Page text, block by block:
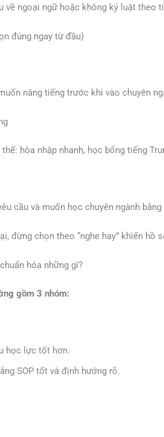
về ngoại ngữ hoặc không kỷ luật
đúng ngay từ đầu)
nâng tiếng trước khi vào chuyên
hòa nhập nhanh, học bổng tiếng
cầu và muốn học chuyên ngành
đừng chọn theo “nghe hay” khiến hồ
hóa những gì?
gồm 3 nhóm:
học lực tốt hơn.
SOP tốt và định hướng rõ.